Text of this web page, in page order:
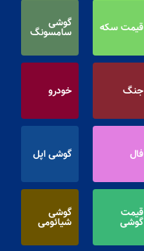
قیمت سکه گوشی
سامسونگ
جنگ خودرو
فال گوشی اپل
قیمت
گوشی
گوشی
شیائومی